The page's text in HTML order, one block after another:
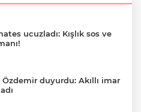
ucuzladı: Kışlık sos ve
Özdemir duyurdu: Akıllı imar